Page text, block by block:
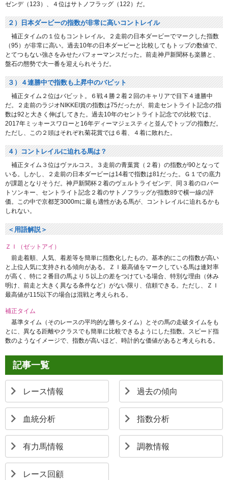
ゼンデ（123）、４位はサトノフラッグ（122）だ。
２）日本ダービーの指数が非常に高いコントレイル
補正タイムの１位もコントレイル。２走前の日本ダービーでマークした指数
（95）が非常に高い。過去10年の日本ダービーと比較してもトップの数値で、
とてつもない強さをみせたパフォーマンスだった。前走神戸新聞杯も楽勝と、
盤石の態勢で大一番を迎えられそうだ。
３）４連勝中で指数も上昇中のバビット
補正タイム２位はバビット。６戦４勝２着２回のキャリアで目下４連勝中
だ。２走前のラジオNIKKEI賞の指数は75だったが、前走セントライト記念の指
数は92と大きく伸ばしてきた。過去10年のセントライト記念での比較では、
2017年ミッキースワローと16年ディーマジェスティと並んでトップの指数だ。
ただし、この２頭はそれぞれ菊花賞では６着、４着に敗れた。
４）コントレイルに迫れる馬は？
補正タイム３位はヴァルコス。３走前の青葉賞（２着）の指数が90となって
いる。しかし、２走前の日本ダービーは14着で指数は81だった。Ｇ１での底力
が課題となりそうだ。神戸新聞杯２着のヴェルトライゼンデ、同３着のロバー
トソンキー、セントライト記念２着のサトノフラッグが指数89で横一線の評
価。この中で京都芝3000mに最も適性がある馬が、コントレイルに迫れるかも
しれない。
＜用語解説＞
ＺＩ（ゼットアイ）
前走着順、人気、着差等を簡単に指数化したもの。基本的にこの指数が高い
と上位人気に支持される傾向がある。ＺＩ最高値をマークしている馬は連対率
が高く、特に２番目の馬より５以上の差をつけている場合、特別な理由（休み
明け、前走と大きく異なる条件など）がない限り、信頼できる。ただし、ＺＩ
最高値が115以下の場合は混戦と考えられる。
補正タイム
基準タイム（そのレースの平均的な勝ちタイム）とその馬の走破タイムをも
とに、異なる距離やクラスでも簡単に比較できるようにした指数。スピード指
数のようなイメージで、指数が高いほど、時計的な価値があると考えられる。
記事一覧
レース情報 過去の傾向
血統分析 指数分析
有力馬情報 調教情報
レース回顧